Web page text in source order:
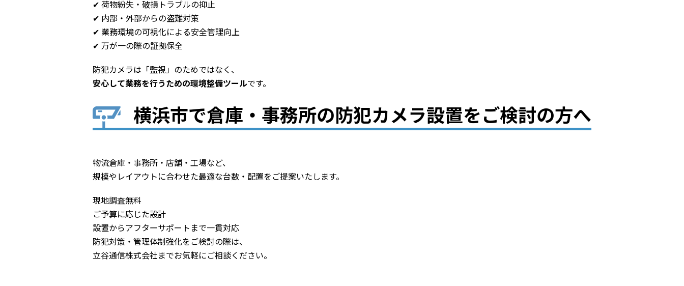
✔ 荷物紛失・破損トラブルの抑止
✔ 内部・外部からの盗難対策
✔ 業務環境の可視化による安全管理向上
✔ 万が一の際の証拠保全
防犯カメラは「監視」のためではなく、
安心して業務を行うための環境整備ツールです。
横浜市で倉庫・事務所の防犯カメラ設置をご検討の方へ
物流倉庫・事務所・店舗・工場など、
規模やレイアウトに合わせた最適な台数・配置をご提案いたします。
現地調査無料
ご予算に応じた設計
設置からアフターサポートまで一貫対応
防犯対策・管理体制強化をご検討の際は、
立谷通信株式会社までお気軽にご相談ください。